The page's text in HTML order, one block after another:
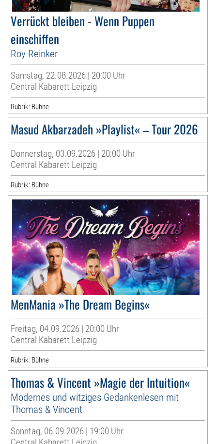
Verrückt bleiben - Wenn Puppen
einschiffen
Roy Reinker
Samstag, 22.08.2026 | 20:00 Uhr
Central Kabarett Leipzig
Rubrik: Bühne
Masud Akbarzadeh »Playlist« – Tour 2026
Donnerstag, 03.09.2026 | 20:00 Uhr
Central Kabarett Leipzig
Rubrik: Bühne
MenMania »The Dream Begins«
Freitag, 04.09.2026 | 20:00 Uhr
Central Kabarett Leipzig
Rubrik: Bühne
Thomas & Vincent »Magie der Intuition«
Modernes und witziges Gedankenlesen mit
Thomas & Vincent
Sonntag, 06.09.2026 | 19:00 Uhr